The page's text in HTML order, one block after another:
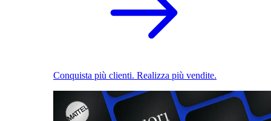
Conquista più clienti. Realizza più vendite.